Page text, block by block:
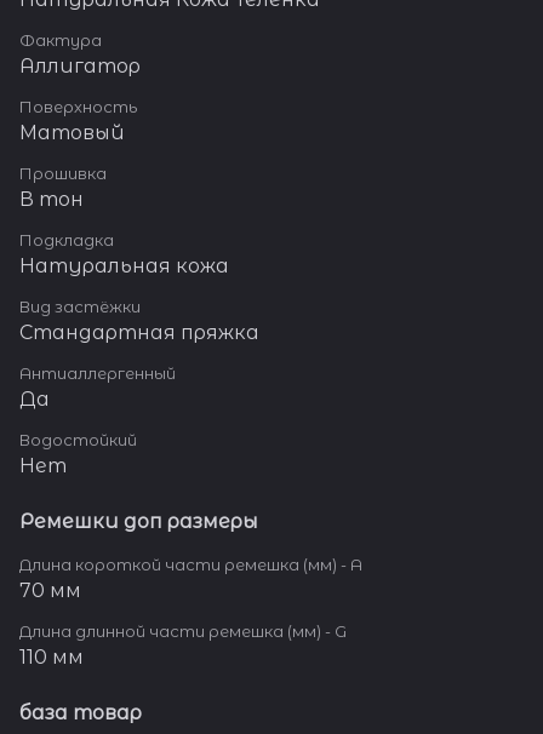
Фактура
Аллигатор
Поверхность
Матовый
Прошивка
В тон
Подкладка
Натуральная кожа
Вид застёжки
Стандартная пряжка
Антиаллергенный
Да
Водостойкий
Нет
Ремешки доп размеры
Длина короткой части ремешка (мм) - A
70 мм
Длина длинной части ремешка (мм) - G
110 мм
база товар